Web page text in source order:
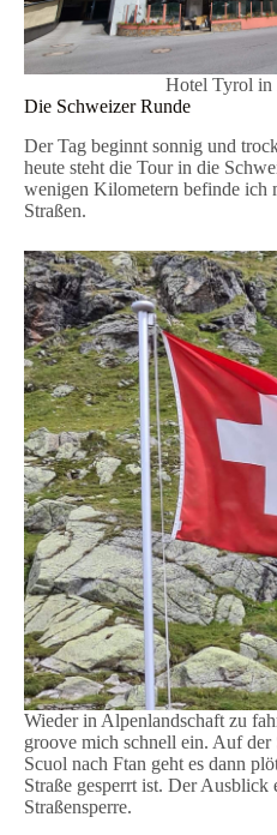
Hotel Tyrol in
Die Schweizer Runde
Der Tag beginnt sonnig und
heute steht die Tour in die
wenigen Kilometern befinde ich
Straßen.
Wieder in Alpenlandschaft zu
groove mich schnell ein. Auf der
Scuol nach Ftan geht es dann
Straße gesperrt ist. Der Ausblick
Straßensperre.